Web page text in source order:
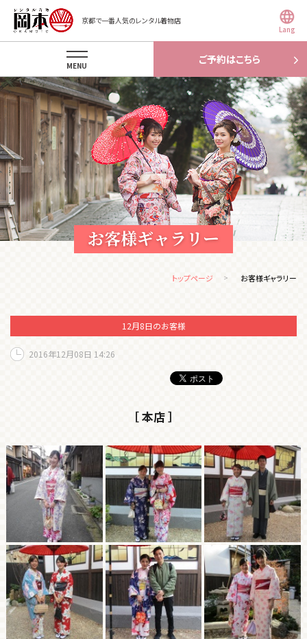
京都で一番人気のレンタル着物店
Lang
ご予約はこちら
MENU
お客様ギャラリー
トップページ お客様ギャラリー
12月8日のお客様
2016年12月08日 14:26
［ 本店 ］